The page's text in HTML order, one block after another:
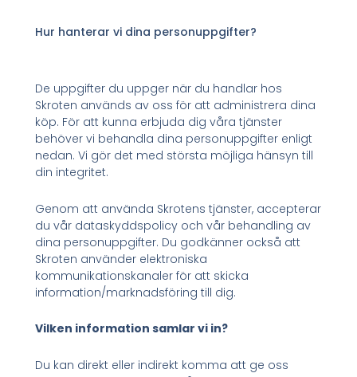
Hur hanterar vi dina personuppgifter?
De uppgifter du uppger när du handlar hos
Skroten används av oss för att administrera dina
köp. För att kunna erbjuda dig våra tjänster
behöver vi behandla dina personuppgifter enligt
nedan. Vi gör det med största möjliga hänsyn till
din integritet.
Genom att använda Skrotens tjänster, accepterar
du vår dataskyddspolicy och vår behandling av
dina personuppgifter. Du godkänner också att
Skroten använder elektroniska
kommunikationskanaler för att skicka
information/marknadsföring till dig.
Vilken information samlar vi in?
Du kan direkt eller indirekt komma att ge oss